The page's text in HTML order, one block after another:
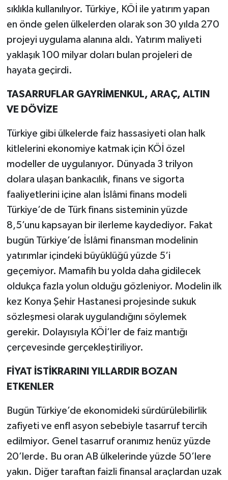
sıklıkla kullanılıyor. Türkiye, KÖİ ile yatırım yapan
en önde gelen ülkelerden olarak son 30 yılda 270
projeyi uygulama alanına aldı. Yatırım maliyeti
yaklaşık 100 milyar doları bulan projeleri de
hayata geçirdi.
TASARRUFLAR GAYRİMENKUL, ARAÇ, ALTIN
VE DÖVİZE
Türkiye gibi ülkelerde faiz hassasiyeti olan halk
kitlelerini ekonomiye katmak için KÖİ özel
modeller de uygulanıyor. Dünyada 3 trilyon
dolara ulaşan bankacılık, finans ve sigorta
faaliyetlerini içine alan İslâmi finans modeli
Türkiye’de de Türk finans sisteminin yüzde
8,5’unu kapsayan bir ilerleme kaydediyor. Fakat
bugün Türkiye’de İslâmi finansman modelinin
yatırımlar içindeki büyüklüğü yüzde 5’i
geçemiyor. Mamafih bu yolda daha gidilecek
oldukça fazla yolun olduğu gözleniyor. Modelin ilk
kez Konya Şehir Hastanesi projesinde sukuk
sözleşmesi olarak uygulandığını söylemek
gerekir. Dolayısıyla KÖİ’ler de faiz mantığı
çerçevesinde gerçekleştiriliyor.
FİYAT İSTİKRARINI YILLARDIR BOZAN
ETKENLER
Bugün Türkiye’de ekonomideki sürdürülebilirlik
zafiyeti ve enfl asyon sebebiyle tasarruf tercih
edilmiyor. Genel tasarruf oranımız henüz yüzde
20’lerde. Bu oran AB ülkelerinde yüzde 50’lere
yakın. Diğer taraftan faizli finansal araçlardan uzak